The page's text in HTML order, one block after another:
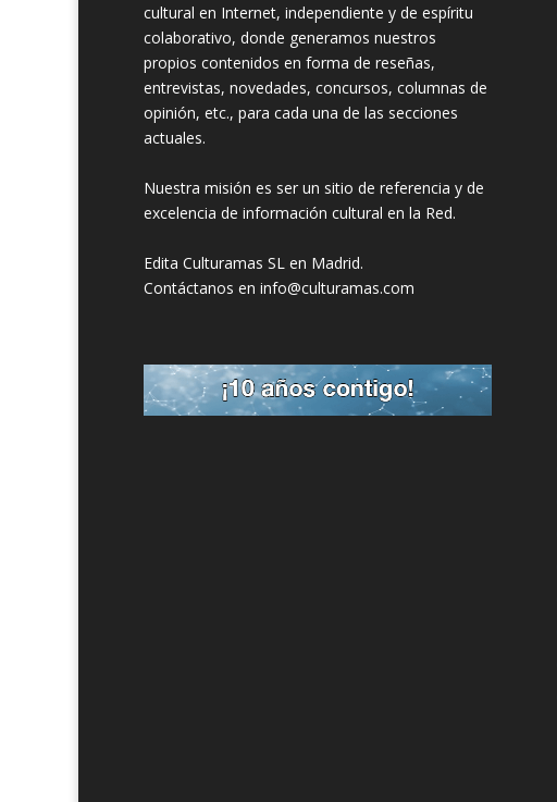
cultural en Internet, independiente y de espíritu
colaborativo, donde generamos nuestros
propios contenidos en forma de reseñas,
entrevistas, novedades, concursos, columnas de
opinión, etc., para cada una de las secciones
actuales.
Nuestra misión es ser un sitio de referencia y de
excelencia de información cultural en la Red.
Edita Culturamas SL en Madrid.
Contáctanos en info@culturamas.com